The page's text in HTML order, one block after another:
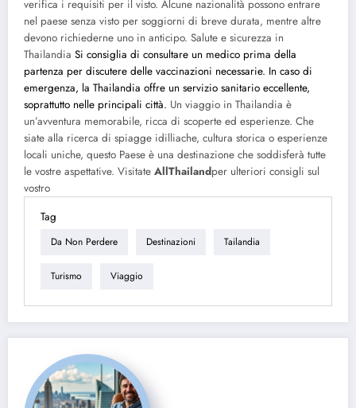
verifica i requisiti per il visto. Alcune nazionalità possono entrare
nel paese senza visto per soggiorni di breve durata, mentre altre
devono richiederne uno in anticipo. Salute e sicurezza in
Thailandia Si consiglia di consultare un medico prima della
partenza per discutere delle vaccinazioni necessarie. In caso di
emergenza, la Thailandia offre un servizio sanitario eccellente,
soprattutto nelle principali città. Un viaggio in Thailandia è
un’avventura memorabile, ricca di scoperte ed esperienze. Che
siate alla ricerca di spiagge idilliache, cultura storica o esperienze
locali uniche, questo Paese è una destinazione che soddisferà tutte
le vostre aspettative. Visitate AllThailandper ulteriori consigli sul
vostro
Tag
Da Non Perdere Destinazioni Tailandia
Turismo Viaggio